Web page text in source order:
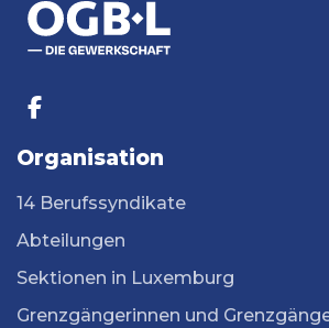
Organisation
14 Berufssyndikate
Abteilungen
Sektionen in Luxemburg
Grenzgängerinnen und